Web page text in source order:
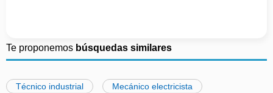
Te proponemos búsquedas similares
Técnico industrial Mecánico electricista